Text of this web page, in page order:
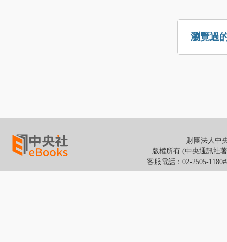
瀏覽過
財團法人中
版權所有 (中央通訊社
客服電話：02-2505-